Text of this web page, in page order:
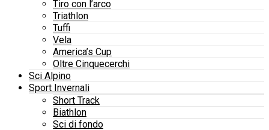
Tiro con l’arco
Triathlon
Tuffi
Vela
America’s Cup
Oltre Cinquecerchi
Sci Alpino
Sport Invernali
Short Track
Biathlon
Sci di fondo